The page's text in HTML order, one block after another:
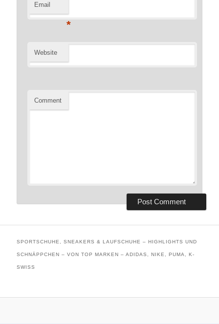
Email
*
Website
Comment
SPORTSCHUHE, SNEAKERS & LAUFSCHUHE – HIGHLIGHTS UND
SCHNÄPPCHEN – VON TOP MARKEN – ADIDAS, NIKE, PUMA, K-
SWISS